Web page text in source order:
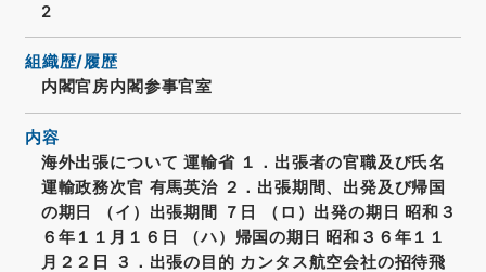
2
組織歴/履歴
内閣官房内閣参事官室
内容
海外出張について 運輸省 １．出張者の官職及び氏名
運輸政務次官 有馬英治 ２．出張期間、出発及び帰国
の期日 （イ）出張期間 ７日 （ロ）出発の期日 昭和３
６年１１月１６日 （ハ）帰国の期日 昭和３６年１１
月２２日 ３．出張の目的 カンタス航空会社の招待飛